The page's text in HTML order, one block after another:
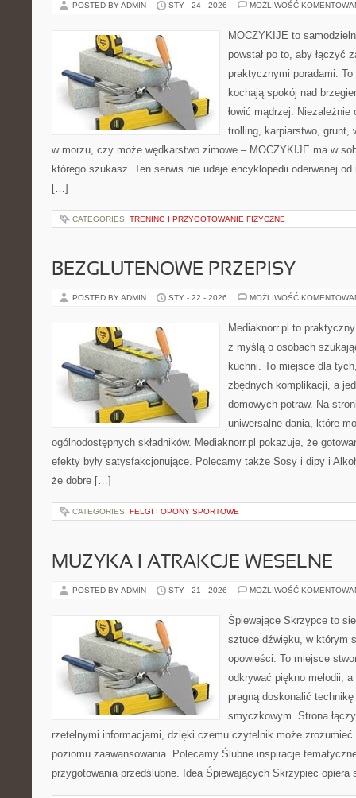
POSTED BY ADMIN STY - 24 - 2026 MOŻLIWOŚĆ
MOCZYKIJE to
powstał po to, aby łączyć
praktycznymi poradami.
kochają spokój nad
łowić mądrzej.
trolling, karpiarstwo, grunt,
w morzu, czy może wędkarstwo zimowe – MOCZYKIJE ma w
którego szukasz. Ten serwis nie udaje encyklopedii oderwanej
[…]
CATEGORIES: TRENING I PRZYGOTOWANIE FIZYCZNE
BEZGLUTENOWE PRZEPISY
POSTED BY ADMIN STY - 22 - 2026 MOŻLIWOŚĆ
Mediaknorr.pl to
z myślą o osobach
kuchni. To miejsce dla
zbędnych komplikacji, a
domowych potraw. Na
uniwersalne dania, które
ogólnodostępnych składników. Mediaknorr.pl pokazuje, że
efekty były satysfakcjonujące. Polecamy także Sosy i dipy i
że dobre […]
CATEGORIES: FELGI I OPONY SPORTOWE
MUZYKA I ATRAKCJE WESELNE
POSTED BY ADMIN STY - 21 - 2026 MOŻLIWOŚĆ
Śpiewające Skrzypce to
sztuce dźwięku, w którym
opowieści. To miejsce
odkrywać piękno melodii,
pragną doskonalić
smyczkowym. Strona
rzetelnymi informacjami, dzięki czemu czytelnik może
poziomu zaawansowania. Polecamy Ślubne inspiracje
przygotowania przedślubne. Idea Śpiewających Skrzypiec